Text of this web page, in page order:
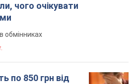
чого очікувати
обмінниках
по 850 грн від